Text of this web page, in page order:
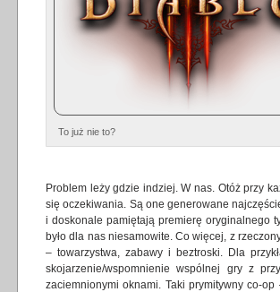
To już nie to?
Problem leży gdzie indziej. W nas. Otóż przy
się oczekiwania. Są one generowane
i doskonale pamiętają premierę oryginalnego
było dla nas niesamowite. Co więcej, z
– towarzystwa, zabawy i beztroski. Dla
skojarzenie/wspomnienie wspólnej gry z
zaciemnionymi oknami. Taki prymitywny co-